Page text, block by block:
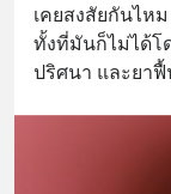
เคยสงสัยกันไห
ทั้งที่มันก็ไม่ได้โ
ปริศนา และยา